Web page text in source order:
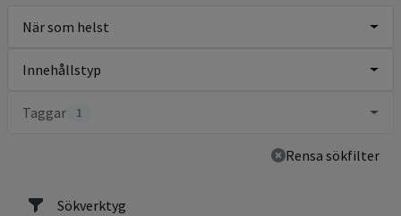
Sökverktyg
När som helst
Innehållstyp
Taggar 1
Rensa sökfilter